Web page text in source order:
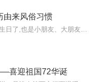
由来风俗习惯
喜迎祖国72华诞